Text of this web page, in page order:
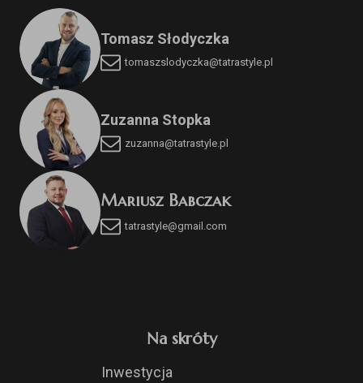
Tomasz Słodyczka
tomaszslodyczka@tatrastyle.pl
Zuzanna Stopka
zuzanna@tatrastyle.pl
Mariusz Babczak
tatrastyle@gmail.com
Na skróty
Inwestycja